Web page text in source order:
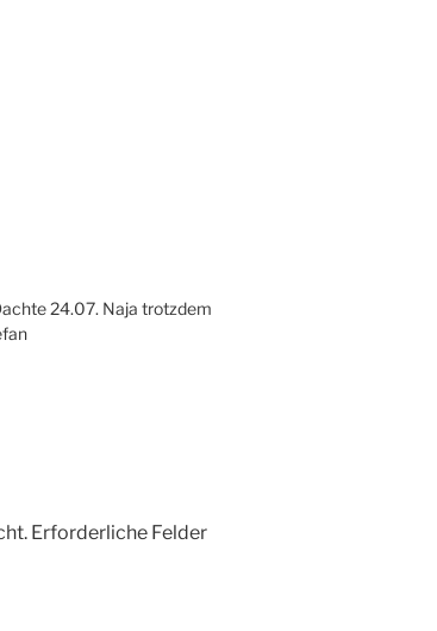
24.07. Naja trotzdem
Erforderliche Felder